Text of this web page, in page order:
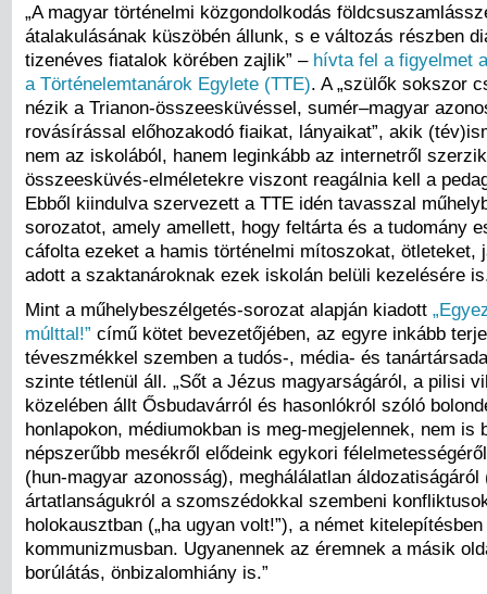
„A magyar történelmi közgondolkodás
átalakulásának küszöbén állunk, s e változás részben
tizenéves fiatalok körében zajlik” – hívta fel a figyelmet
a Történelemtanárok Egylete (TTE). A „szülők sokszor
nézik a Trianon-összeesküvéssel, sumér–magyar
rovásírással előhozakodó fiaikat, lányaikat”, akik
nem az iskolából, hanem leginkább az internetről
összeesküvés-elméletekre viszont reagálnia kell a
Ebből kiindulva szervezett a TTE idén tavasszal
sorozatot, amely amellett, hogy feltárta és a tudomány
cáfolta ezeket a hamis történelmi mítoszokat, ötleteket,
adott a szaktanároknak ezek iskolán belüli kezelésére
Mint a műhelybeszélgetés-sorozat alapján kiadott
múlttal!” című kötet bevezetőjében, az egyre inkább
téveszmékkel szemben a tudós-, média- és
szinte tétlenül áll. „Sőt a Jézus magyarságáról, a pilisi
közelében állt Ősbudavárról és hasonlókról szóló
honlapokon, médiumokban is meg-megjelennek, nem is
népszerűbb mesékről elődeink egykori
(hun-magyar azonosság), meghálálatlan
ártatlanságukról a szomszédokkal szembeni
holokausztban („ha ugyan volt!”), a német
kommunizmusban. Ugyanennek az éremnek a másik
borúlátás, önbizalomhiány is.”